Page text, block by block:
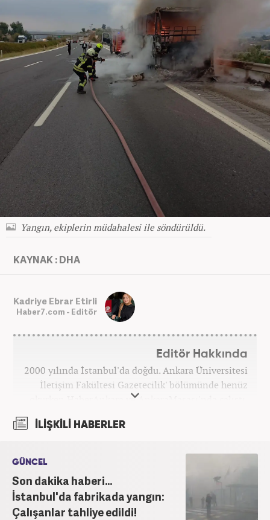
Yangın, ekiplerin müdahalesi ile söndürüldü.
KAYNAK : DHA
Kadriye Ebrar Etirli
Haber7.com - Editör
Editör Hakkında
2000 yılında İstanbul'da doğdu. Ankara Üniversitesi
İletişim Fakültesi Gazetecilik' bölümünde henüz
okurken HaberAnkara ve AnkaraMasası'nda çalıştı.
2022 yılındaki mezuniyetinin ardından Beyaz TV'de
'Haber Editörü' pozisyonunda görev aldı. 2024
Editörü kariyerine devam etmektedir.
İLİŞKİLİ HABERLER
GÜNCEL
Son dakika haberi...
İstanbul'da fabrikada yangın:
Çalışanlar tahliye edildi!